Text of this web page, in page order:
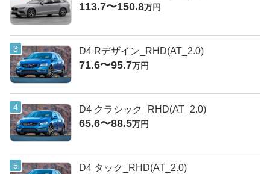
113.7〜150.8万円
D4 Rデザイン_RHD(AT_2.0)
71.6〜95.7万円
D4 クラシック_RHD(AT_2.0)
65.6〜88.5万円
D4 タック_RHD(AT_2.0)